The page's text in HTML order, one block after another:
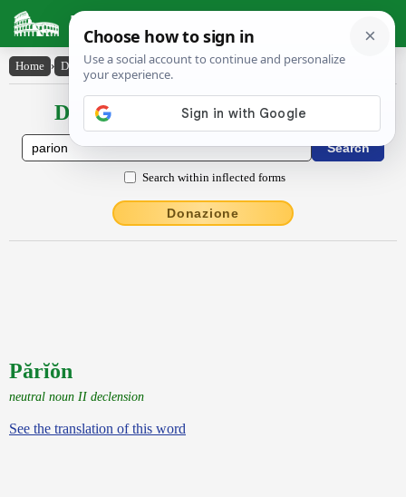
Latin Dictionary
Home › Declensions / Conjugations › Părĭŏn
Declensions / Conjugations latin
Search within inflected forms
Donazione
Părĭŏn
neutral noun II declension
See the translation of this word